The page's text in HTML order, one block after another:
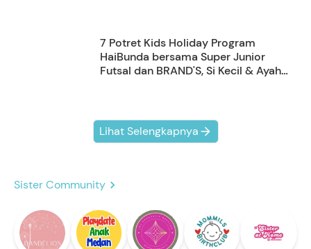
7 Potret Kids Holiday Program
HaiBunda bersama Super Junior
Futsal dan BRAND'S, Si Kecil & Ayah
Lihat Selengkapnya
Sister Community